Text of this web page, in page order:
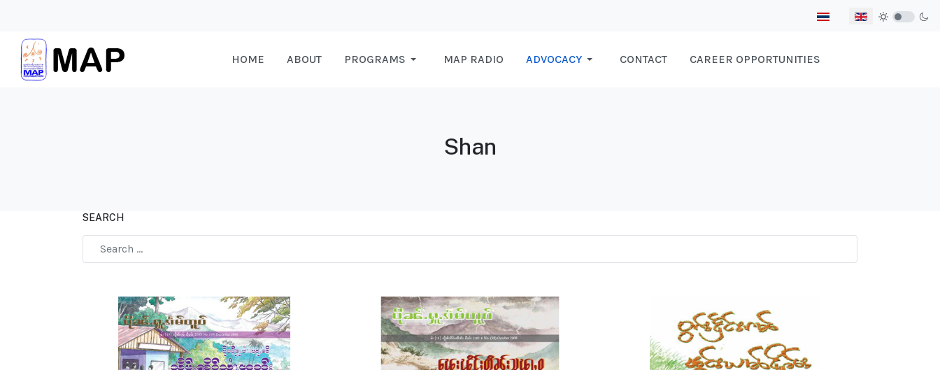
Select your language
HOME ABOUT PROGRAMS MAP RADIO ADVOCACY CONTACT CAREER OPPORTUNITIES
Shan
SEARCH